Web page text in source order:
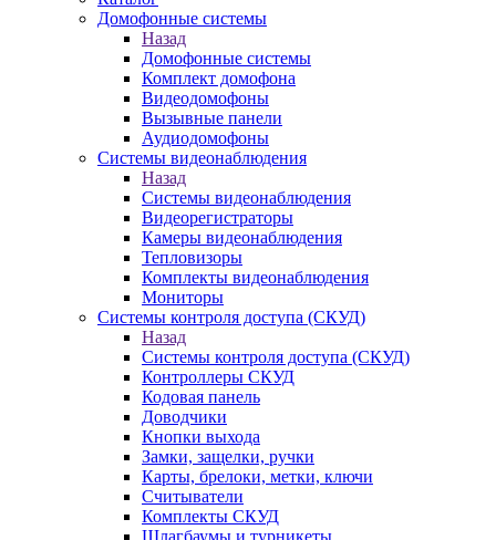
Домофонные системы
Назад
Домофонные системы
Комплект домофона
Видеодомофоны
Вызывные панели
Аудиодомофоны
Системы видеонаблюдения
Назад
Системы видеонаблюдения
Видеорегистраторы
Камеры видеонаблюдения
Тепловизоры
Комплекты видеонаблюдения
Мониторы
Системы контроля доступа (СКУД)
Назад
Системы контроля доступа (СКУД)
Контроллеры СКУД
Кодовая панель
Доводчики
Кнопки выхода
Замки, защелки, ручки
Карты, брелоки, метки, ключи
Считыватели
Комплекты СКУД
Шлагбаумы и турникеты